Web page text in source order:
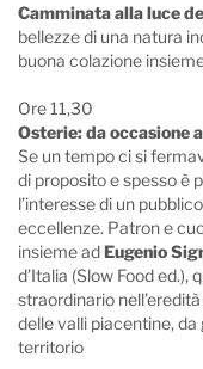
Camminata alla luce
bellezze di una natura
buona colazione
Ore 11,30
Osterie: da occasione
Se un tempo ci si
di proposito e spesso è
l’interesse di un
eccellenze. Patron e
insieme adEugenio
d’Italia (Slow Food ed.),
straordinario
delle valli piacentine,
territorio